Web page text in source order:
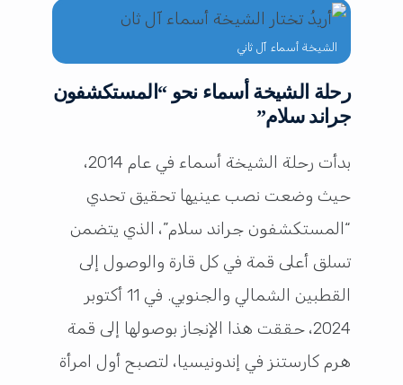
الشيخة أسماء آل ثاني
رحلة الشيخة أسماء نحو “المستكشفون
جراند سلام”
بدأت رحلة الشيخة أسماء في عام 2014،
حيث وضعت نصب عينيها تحقيق تحدي
“المستكشفون جراند سلام”، الذي يتضمن
تسلق أعلى قمة في كل قارة والوصول إلى
القطبين الشمالي والجنوبي. في 11 أكتوبر
2024، حققت هذا الإنجاز بوصولها إلى قمة
هرم كارستنز في إندونيسيا، لتصبح أول امرأة